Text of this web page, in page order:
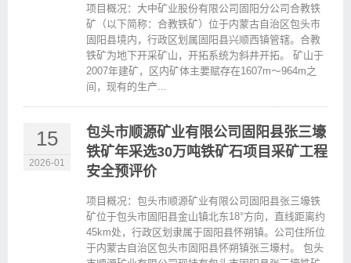
项目概况：大中矿业股份有限公司固阳分公司合教铁
矿（以下简称：合教铁矿）位于内蒙古自治区包头市
固阳县境内，行政区划属固阳县兴顺西镇管辖。合教
铁矿为地下开采矿山，开拓系统为斜井开拓。 矿山于
2007年建矿，区内矿体主要赋存在1607m～964m之
间，现有的生产...
15
2026-01
包头市顺源矿业有限公司固阳县张三壕
铁矿年采选30万吨铁矿石项目采矿工程
安全预评价
项目概况：包头市顺源矿业有限公司固阳县张三壕铁
矿位于包头市固阳县金山镇北东18°方向，直线距离约
45km处，行政区划隶属于固阳县怀朔镇。公司住所位
于内蒙古自治区包头市固阳县怀朔镇张三壕村。 包头